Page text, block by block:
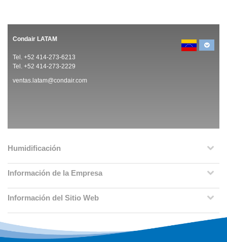
Condair LATAM
Tel. +52 414-273-6213
Tel. +52 414-273-2229
ventas.latam@condair.com
Humidificación
Información de la Empresa
Información del Sitio Web